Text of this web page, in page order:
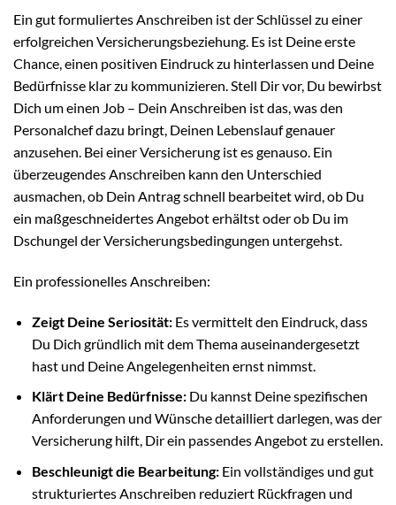
Ein gut formuliertes Anschreiben ist der Schlüssel zu einer
erfolgreichen Versicherungsbeziehung. Es ist Deine erste
Chance, einen positiven Eindruck zu hinterlassen und Deine
Bedürfnisse klar zu kommunizieren. Stell Dir vor, Du bewirbst
Dich um einen Job – Dein Anschreiben ist das, was den
Personalchef dazu bringt, Deinen Lebenslauf genauer
anzusehen. Bei einer Versicherung ist es genauso. Ein
überzeugendes Anschreiben kann den Unterschied
ausmachen, ob Dein Antrag schnell bearbeitet wird, ob Du
ein maßgeschneidertes Angebot erhältst oder ob Du im
Dschungel der Versicherungsbedingungen untergehst.
Ein professionelles Anschreiben:
Zeigt Deine Seriosität:Es vermittelt den Eindruck, dass
Du Dich gründlich mit dem Thema auseinandergesetzt
hast und Deine Angelegenheiten ernst nimmst.
Klärt Deine Bedürfnisse:Du kannst Deine spezifischen
Anforderungen und Wünsche detailliert darlegen, was der
Versicherung hilft, Dir ein passendes Angebot zu erstellen.
Beschleunigt die Bearbeitung:Ein vollständiges und gut
strukturiertes Anschreiben reduziert Rückfragen und